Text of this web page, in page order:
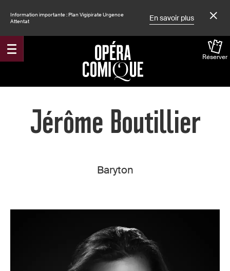
Information importante : Plan Vigipirate Urgence
Attentat
En savoir plus
Réserver
Accueil
Jérôme Boutillier
Baryton